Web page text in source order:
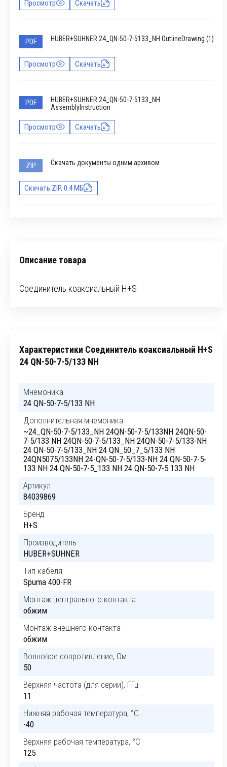
Просмотр Скачать
PDF HUBER+SUHNER 24_QN-50-7-5133_NH OutlineDrawing (1)
Просмотр Скачать
PDF
HUBER+SUHNER 24_QN-50-7-5133_NH
AssemblyInstruction
Просмотр Скачать
ZIP Скачать документы одним архивом
Скачать ZIP, 0.4 МБ
Описание товара
Соединитель коаксиальный H+S
Характеристики Соединитель коаксиальный H+S
24 QN-50-7-5/133 NH
Мнемоника
24 QN-50-7-5/133 NH
Дополнительная мнемоника
~24_QN-50-7-5/133_NH 24QN-50-7-5/133NH 24QN-50-
7-5/133 NH 24QN-50-7-5/133_NH 24QN-50-7-5/133-NH
24 QN-50-7-5/133_NH 24 QN_50_7_5/133 NH
24QN5075/133NH 24-QN-50-7-5/133-NH 24 QN-50-7-5-
133 NH 24 QN-50-7-5_133 NH 24 QN-50-7-5 133 NH
Артикул
84039869
Бренд
H+S
Производитель
HUBER+SUHNER
Тип кабеля
Spuma 400-FR
Монтаж центрального контакта
обжим
Монтаж внешнего контакта
обжим
Волновое сопротивление, Ом
50
Верхняя частота (для серии), ГГц
11
Нижняя рабочая температура, °C
-40
Верхняя рабочая температура, °C
125